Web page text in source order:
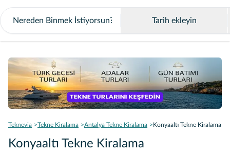
Tarih ekleyin
Teknevia Tekne Kiralama Antalya Tekne Kiralama Konyaaltı Tekne Kiralama
Konyaaltı Tekne Kiralama